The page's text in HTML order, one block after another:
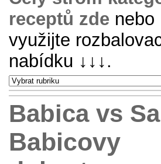
receptů zde nebo
využijte
nabídku ↓↓↓.
Babica vs
Babicovy